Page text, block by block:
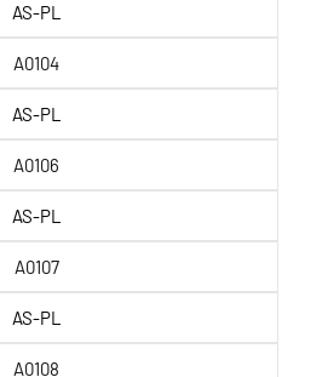
AS-PL
A0104
AS-PL
A0106
AS-PL
A0107
AS-PL
A0108